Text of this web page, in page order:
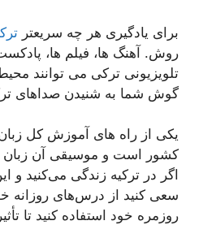
برای یادگیری هر چه سریعتر
روش. آهنگ ها، فیلم ها،
تلویزیونی ترکی می توانند
گوش شما به شنیدن صداهای
یکی از راه های آموزش کل
کشور است و موسیقی آن زبان
اگر در ترکیه زندگی می‌کنید و
سعی کنید از درس‌های روزانه
روزمره خود استفاده کنید تا